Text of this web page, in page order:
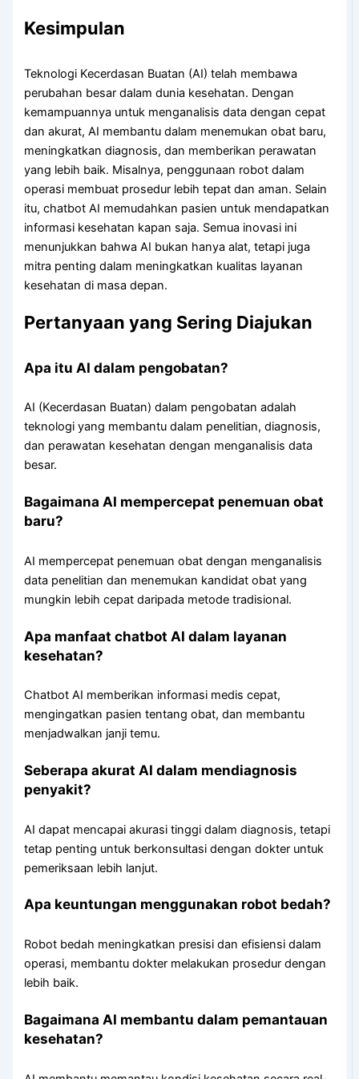
Kesimpulan
Teknologi Kecerdasan Buatan (AI) telah membawa
perubahan besar dalam dunia kesehatan. Dengan
kemampuannya untuk menganalisis data dengan cepat
dan akurat, AI membantu dalam menemukan obat baru,
meningkatkan diagnosis, dan memberikan perawatan
yang lebih baik. Misalnya, penggunaan robot dalam
operasi membuat prosedur lebih tepat dan aman. Selain
itu, chatbot AI memudahkan pasien untuk mendapatkan
informasi kesehatan kapan saja. Semua inovasi ini
menunjukkan bahwa AI bukan hanya alat, tetapi juga
mitra penting dalam meningkatkan kualitas layanan
kesehatan di masa depan.
Pertanyaan yang Sering Diajukan
Apa itu AI dalam pengobatan?
AI (Kecerdasan Buatan) dalam pengobatan adalah
teknologi yang membantu dalam penelitian, diagnosis,
dan perawatan kesehatan dengan menganalisis data
besar.
Bagaimana AI mempercepat penemuan obat
baru?
AI mempercepat penemuan obat dengan menganalisis
data penelitian dan menemukan kandidat obat yang
mungkin lebih cepat daripada metode tradisional.
Apa manfaat chatbot AI dalam layanan
kesehatan?
Chatbot AI memberikan informasi medis cepat,
mengingatkan pasien tentang obat, dan membantu
menjadwalkan janji temu.
Seberapa akurat AI dalam mendiagnosis
penyakit?
AI dapat mencapai akurasi tinggi dalam diagnosis, tetapi
tetap penting untuk berkonsultasi dengan dokter untuk
pemeriksaan lebih lanjut.
Apa keuntungan menggunakan robot bedah?
Robot bedah meningkatkan presisi dan efisiensi dalam
operasi, membantu dokter melakukan prosedur dengan
lebih baik.
Bagaimana AI membantu dalam pemantauan
kesehatan?